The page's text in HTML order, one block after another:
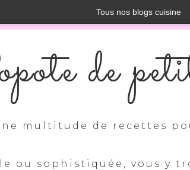
Tous nos blogs cuisine
de
multitude de recettes
ou sophistiquée, vous y